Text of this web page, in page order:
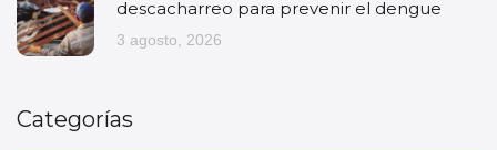
descacharreo para prevenir el dengue
3 agosto, 2026
Categorías